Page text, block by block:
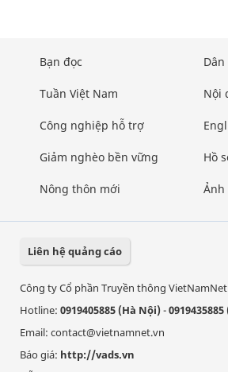
Bạn đọc
Tuần Việt Nam
Công nghiệp hỗ trợ
Giảm nghèo bền vững
Nông thôn mới
Nội
Hồ
Ảnh
Liên hệ quảng cáo
Công ty Cổ phần Truyền thông VietNamNet
Hotline: 0919405885 (Hà Nội)-
Email: contact@vietnamnet.vn
Báo giá: http://vads.vn